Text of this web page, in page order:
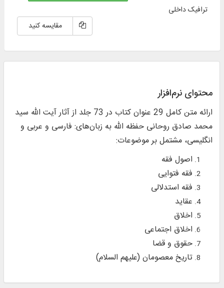
ترافیک داخلی
مقایسه کنید
محتوای نرم‌افزار
ارائه متن كامل 29 عنوان كتاب در 73 جلد از آثار آیت الله سید
محمد صادق روحانی حفظه الله به زبان‌های: فارسی و عربی و
انگلیسی، مشتمل بر موضوعات:
اصول فقه
فقه فتوايی
فقه استدلالی
عقايد
اخلاق
اخلاق اجتماعی
حقوق و قضا
تاريخ معصومان (عليهم السلام)